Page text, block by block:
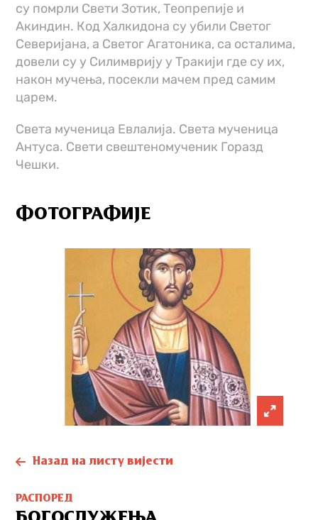
су помрли Свети Зотик, Теопрепије и
Акиндин. Код Халкидона су убили Светог
Северијана, а Светог Агатоника, са осталима,
довели су у Силимврију у Тракији где су их,
након мучења, посекли мачем пред самим
царем.
Света мученица Евлалија. Света мученица
Антуса. Свети свештеномученик Горазд
Чешки.
ФОТОГРАФИЈЕ
Назад на листу вијести
РАСПОРЕД